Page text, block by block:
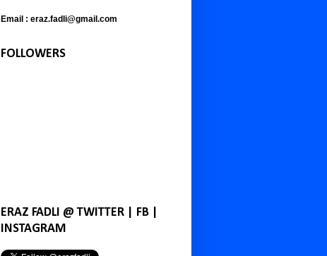
Email : eraz.fadli@gmail.com
FOLLOWERS
ERAZ FADLI @ TWITTER | FB |
INSTAGRAM